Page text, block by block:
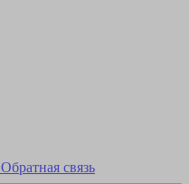
Обратная связь